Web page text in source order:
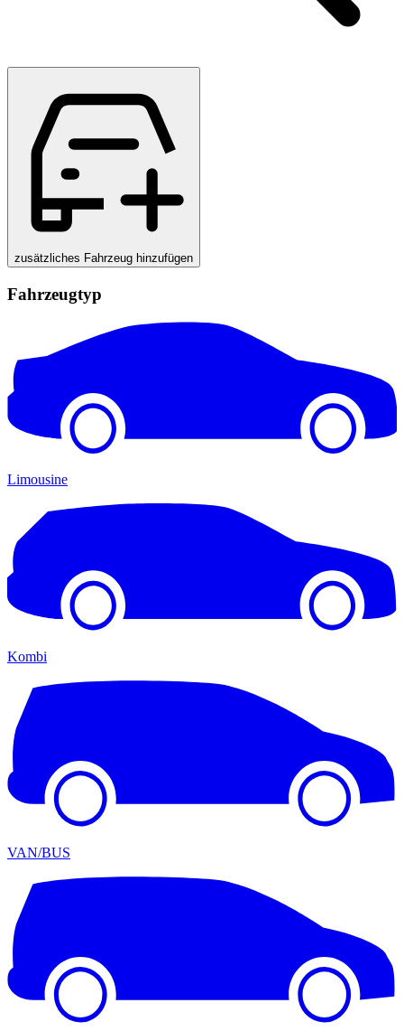
zusätzliches Fahrzeug hinzufügen
Fahrzeugtyp
Limousine
Kombi
VAN/BUS